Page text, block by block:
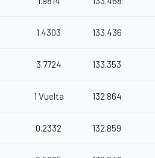
1.4303 133.436
3.7724 133.353
1 Vuelta 132.864
0.2332 132.859